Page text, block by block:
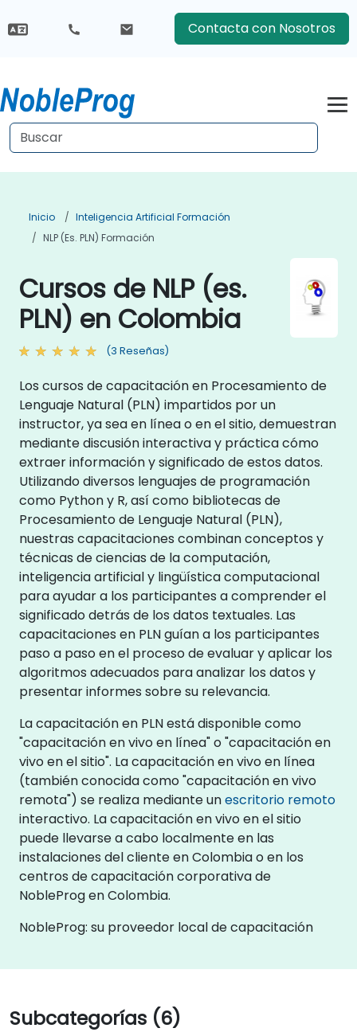
Contacta con Nosotros
Inicio
Inteligencia Artificial Formación
NLP (es. PLN) Formación
Cursos de NLP (es.
PLN) en Colombia
(3 Reseñas)
Los cursos de capacitación en Procesamiento de
Lenguaje Natural (PLN) impartidos por un
instructor, ya sea en línea o en el sitio, demuestran
mediante discusión interactiva y práctica cómo
extraer información y significado de estos datos.
Utilizando diversos lenguajes de programación
como Python y R, así como bibliotecas de
Procesamiento de Lenguaje Natural (PLN),
nuestras capacitaciones combinan conceptos y
técnicas de ciencias de la computación,
inteligencia artificial y lingüística computacional
para ayudar a los participantes a comprender el
significado detrás de los datos textuales. Las
capacitaciones en PLN guían a los participantes
paso a paso en el proceso de evaluar y aplicar los
algoritmos adecuados para analizar los datos y
presentar informes sobre su relevancia.
La capacitación en PLN está disponible como
"capacitación en vivo en línea" o "capacitación en
vivo en el sitio". La capacitación en vivo en línea
(también conocida como "capacitación en vivo
remota") se realiza mediante unescritorio remoto
interactivo. La capacitación en vivo en el sitio
puede llevarse a cabo localmente en las
instalaciones del cliente en Colombia o en los
centros de capacitación corporativa de
NobleProg en Colombia.
NobleProg: su proveedor local de capacitación
Subcategorías (6)